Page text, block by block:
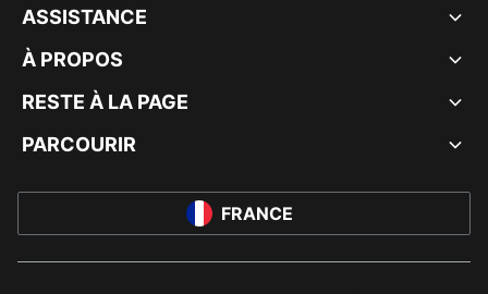
ASSISTANCE
À PROPOS
RESTE À LA PAGE
PARCOURIR
FRANCE